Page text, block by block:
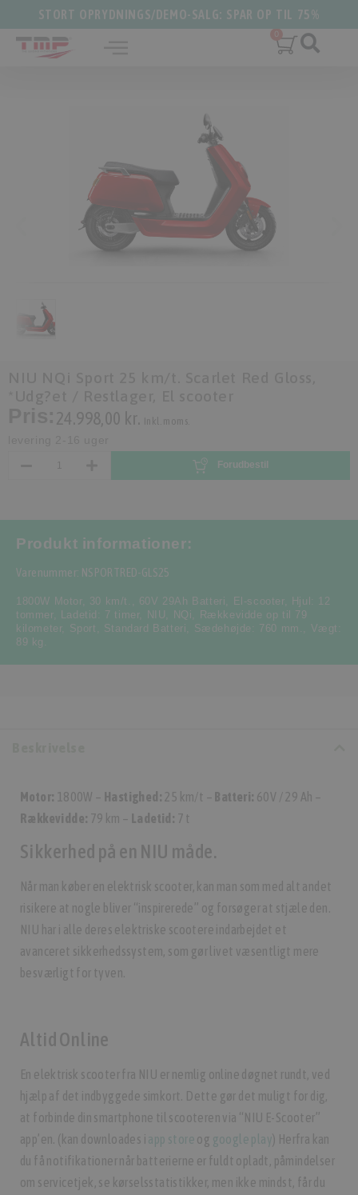
STORT OPRYDNINGS/DEMO-SALG: SPAR OP TIL 75%
Forudbestil
Produkt informationer:
Varenummer: NSPORTRED-GLS25
1800W Motor, 30 km/t. , 60V 29Ah Batteri, El-scooter,
Hjul: 12
tommer, Ladetid: 7 timer, NIU, NQi,
Rækkevidde op til 79
kilometer, Sport , Standard Batteri, Sædehøjde: 760 mm. , Vægt:
89 kg.
Motor: 1800W – Hastighed: 25 km/t – Batteri: 60V / 29 Ah –
Rækkevidde: 79 km – Ladetid: 7 t
Sikkerhed på en NIU måde.
Når man køber en elektrisk scooter, kan man som med alt andet
risikere at nogle bliver “inspirerede” og forsøger at stjæle den.
NIU har i alle deres elektriske scootere indarbejdet et
avanceret sikkerhedssystem, som gør livet væsentligt mere
besværligt for tyven.
Altid Online
En elektrisk scooter fra NIU er nemlig online døgnet rundt, ved
hjælp af det indbyggede simkort. Dette gør det muligt for dig,
at forbinde din smartphone til scooteren via “NIU E-Scooter”
app’en. (kan downloades i app store og google play) Herfra kan
du få notifikationer når batterierne er fuldt opladt, påmindelser
om servicetjek, se kørselsstatistikker, men ikke mindst, får du